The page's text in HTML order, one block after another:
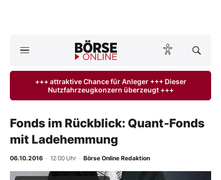
ktuelle Ausgabe BÖRSE ONLINE lesen
Anlageprodukte
Finanz-Check
+++ attraktive Chance für Anleger +++ Dieser
Nutzfahrzeugkonzern überzeugt +++
Fonds im Rückblick: Quant-Fonds
mit Ladehemmung
06.10.2016 · 12:00 Uhr · Börse Online Redaktion